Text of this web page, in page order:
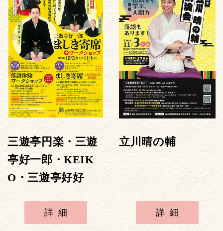
三遊亭円楽・三遊
亭好一郎・KEIK
O・三遊亭好好
詳細
立川晴の輔
詳細